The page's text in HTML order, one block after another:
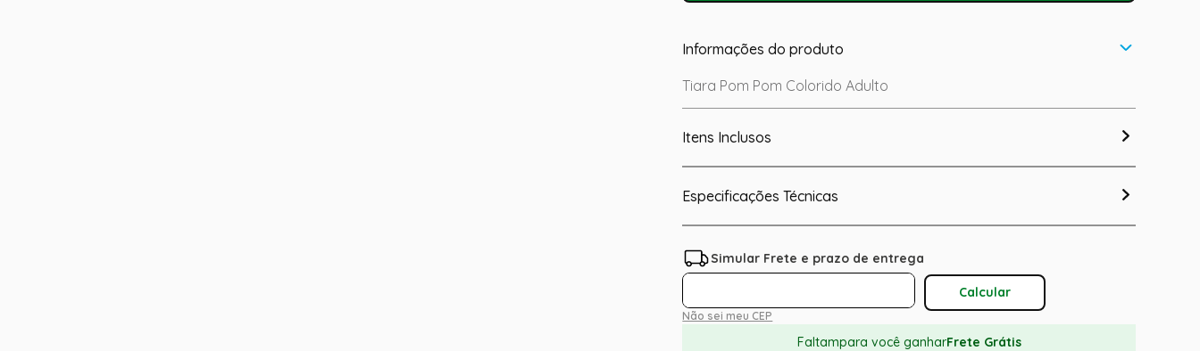
Informações do produto
Tiara Pom Pom Colorido Adulto
Itens Inclusos
Especificações Técnicas
Não sei meu CEP
Calcular O Frete
Faltampara você ganharFrete Grátis